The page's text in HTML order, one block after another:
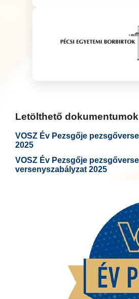
Letölthető dokumentumok
VOSZ Év Pezsgője
2025
VOSZ Év Pezsgője
versenyszabályzat 2025